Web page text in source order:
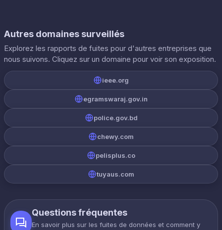
Autres domaines surveillés
Explorez les rapports de fuites pour d'autres entreprises que
nous suivons. Cliquez sur un domaine pour voir son exposition.
ieee.org
egramswaraj.gov.in
police.gov.bd
chewy.com
pelisplus.co
tuyaus.com
Questions fréquentes
En savoir plus sur les fuites de données et comment y